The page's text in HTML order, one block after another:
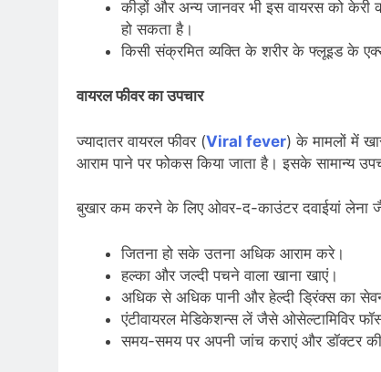
कीड़ों और अन्य जानवर भी इस वायरस को
हो सकता है।
किसी संक्रमित व्यक्ति के शरीर के फ्लूइड के
वायरल फीवर का उपचार
ज्यादातर वायरल फीवर (Viral fever) के मामलों में
आराम पाने पर फोकस किया जाता है। इसके सामान्य
बुखार कम करने के लिए ओवर-द-काउंटर दवाईयां लेना
जितना हो सके उतना अधिक आराम करे।
हल्का और जल्दी पचने वाला खाना खाएं।
अधिक से अधिक पानी और हेल्दी ड्रिंक्स का
एंटीवायरल मेडिकेशन्स लें जैसे ओसेल्टामिविर
समय-समय पर अपनी जांच कराएं और डॉक्टर